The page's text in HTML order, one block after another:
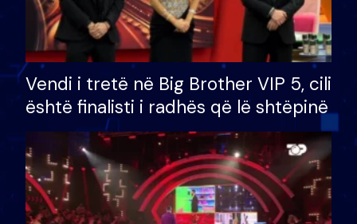
Vendi i tretë në Big Brother VIP 5, cili
është finalisti i radhës që lë shtëpinë